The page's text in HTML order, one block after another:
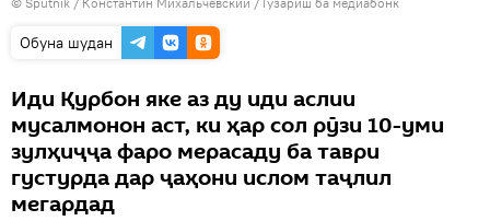
Обуна шудан
Иди Қурбон яке аз ду иди аслии
мусалмонон аст, ки ҳар сол рӯзи 10-уми
зулҳиҷҷа фаро мерасаду ба таври
густурда дар ҷаҳони ислом таҷлил
мегардад